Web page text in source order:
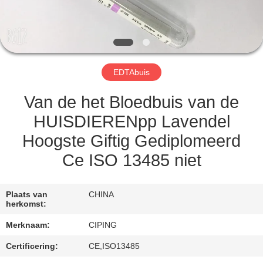
VERZOEK
EEN
CITAAT
SITEMAP
PRIVACY
POLICY
EDTAbuis
Van de het Bloedbuis van de
HUISDIERENpp Lavendel
Hoogste Giftig Gediplomeerd
Ce ISO 13485 niet
Plaats van
herkomst:
CHINA
Merknaam: CIPING
Certificering: CE,ISO13485